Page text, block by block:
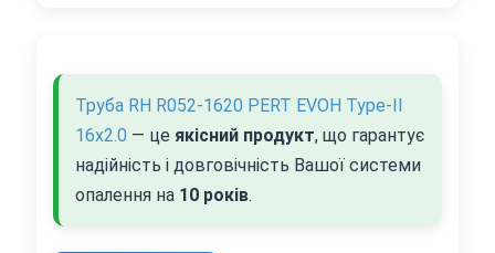
Труба RH R052-1620 PERT EVOH Type-II
16x2.0 — це якісний продукт, що гарантує
надійність і довговічність Вашої системи
опалення на 10 років.